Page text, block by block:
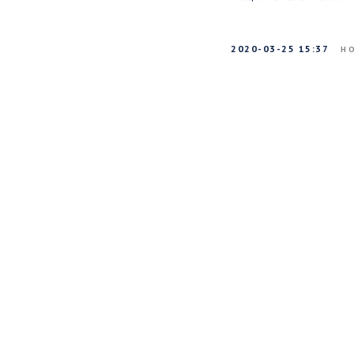
2020-03-25 15:37